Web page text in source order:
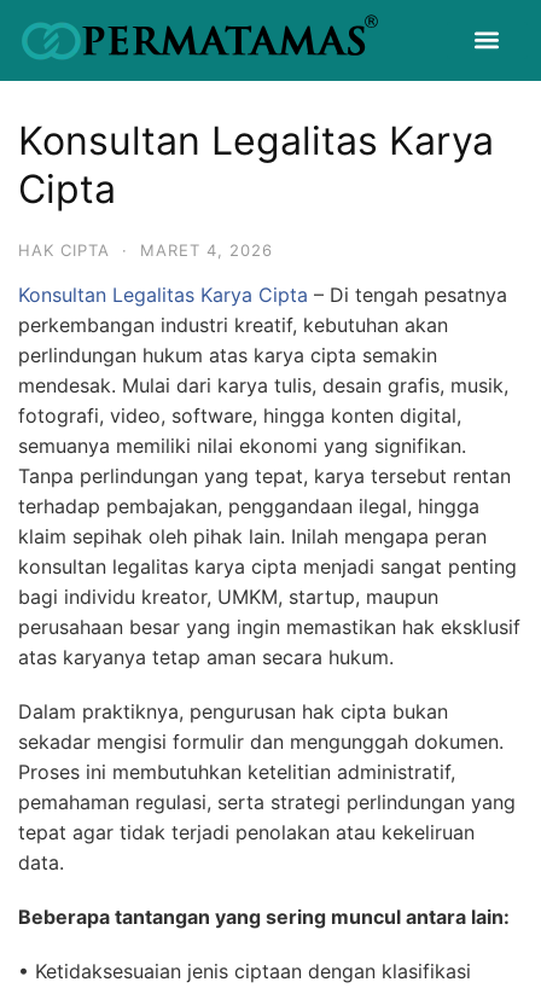
Konsultan Legalitas Karya
Cipta
HAK CIPTA · MARET 4, 2026
Konsultan Legalitas Karya Cipta – Di tengah pesatnya
perkembangan industri kreatif, kebutuhan akan
perlindungan hukum atas karya cipta semakin
mendesak. Mulai dari karya tulis, desain grafis, musik,
fotografi, video, software, hingga konten digital,
semuanya memiliki nilai ekonomi yang signifikan.
Tanpa perlindungan yang tepat, karya tersebut rentan
terhadap pembajakan, penggandaan ilegal, hingga
klaim sepihak oleh pihak lain. Inilah mengapa peran
konsultan legalitas karya cipta menjadi sangat penting
bagi individu kreator, UMKM, startup, maupun
perusahaan besar yang ingin memastikan hak eksklusif
atas karyanya tetap aman secara hukum.
Dalam praktiknya, pengurusan hak cipta bukan
sekadar mengisi formulir dan mengunggah dokumen.
Proses ini membutuhkan ketelitian administratif,
pemahaman regulasi, serta strategi perlindungan yang
tepat agar tidak terjadi penolakan atau kekeliruan
data.
Beberapa tantangan yang sering muncul antara lain:
• Ketidaksesuaian jenis ciptaan dengan klasifikasi